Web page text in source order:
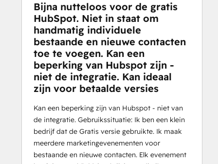
Bijna nutteloos voor de gratis
HubSpot. Niet in staat om
handmatig individuele
bestaande en nieuwe contacten
toe te voegen. Kan een
beperking van Hubspot zijn -
niet de integratie. Kan ideaal
zijn voor betaalde versies
Kan een beperking zijn van Hubspot - niet van
de integratie. Gebruikssituatie: Ik ben een klein
bedrijf dat de Gratis versie gebruikte. Ik maak
meerdere marketingevenementen voor
bestaande en nieuwe contacten. Elk evenement